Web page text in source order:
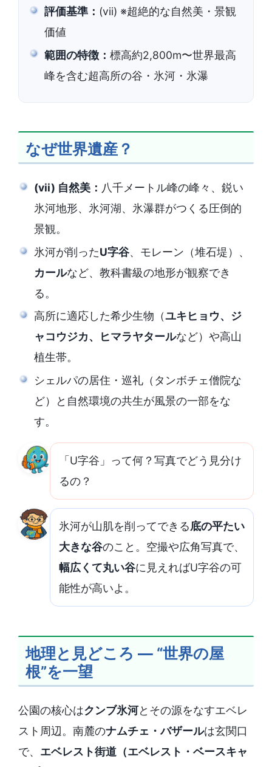
評価基準： (vii) ※超絶的な自然美・景観
価値
範囲の特徴： 標高約2,800m〜世界最高
峰を含む超高所の谷・氷河・氷瀑
なぜ世界遺産？
(vii) 自然美： 八千メートル峰の峰々、鋭い
氷河地形、氷河湖、氷瀑群がつくる圧倒的
景観。
氷河が削ったU字谷、モレーン（堆石堤）、
カールなど、教科書級の地形が観察でき
る。
高所に適応した希少生物（ユキヒョウ、ジ
ャコウジカ、ヒマラヤタールなど）や高山
植生帯。
シェルパの居住・巡礼（タンボチェ僧院な
ど）と自然環境の共生が風景の一部をな
す。
「U字谷」って何？写真でどう見分け
るの？
氷河が山肌を削ってできる底の平たい
大きな谷のこと。空撮や広角写真で、
幅広くて丸い谷に見えればU字谷の可
能性が高いよ。
地理と見どころ ― “世界の屋
根”を一望
公園の核心はクンブ氷河とその源をなすエベレ
スト周辺。南麓のナムチェ・バザールは玄関口
で、 エベレスト街道（エベレスト・ベースキャ